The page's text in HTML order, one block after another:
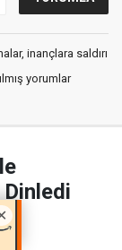
inançlara saldırı
yorumlar
Dinledi